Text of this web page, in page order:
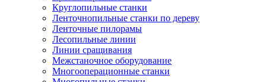
Круглопильные станки
Ленточнопильные станки по дереву
Ленточные пилорамы
Лесопильные линии
Линии сращивания
Межстаночное оборудование
Многооперационные станки